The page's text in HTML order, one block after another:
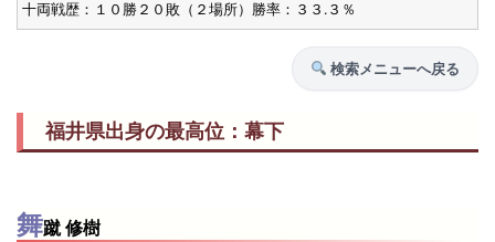
十両戦歴：１０勝２０敗（２場所）勝率：３３.３％
検索メニューへ戻る
福井県出身の最高位：幕下
舞蹴 修樹